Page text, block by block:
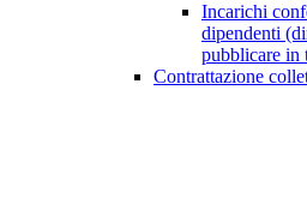
Incarichi
dipendenti
pubblicare in
Contrattazione